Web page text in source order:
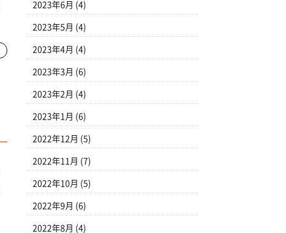
2023年6月 (4)
2023年5月 (4)
2023年4月 (4)
2023年3月 (6)
2023年2月 (4)
2023年1月 (6)
2022年12月 (5)
2022年11月 (7)
2022年10月 (5)
2022年9月 (6)
2022年8月 (4)